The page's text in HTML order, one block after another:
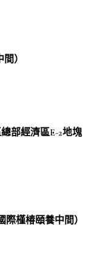
）
部經濟區E-2地塊
際槿椿頤養中間）